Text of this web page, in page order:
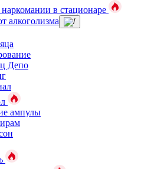
в стационаре
алкоголизма
Депо
ампулы